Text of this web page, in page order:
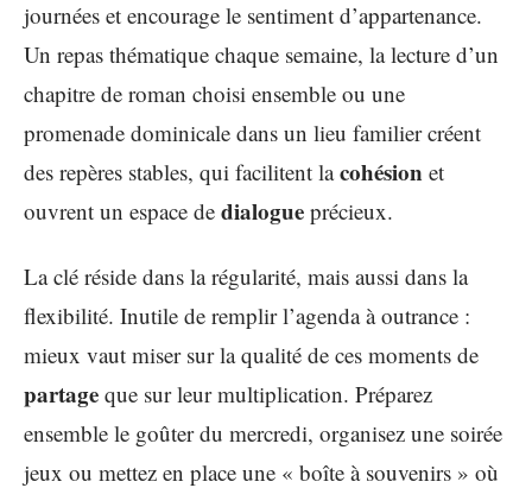
journées et encourage le sentiment d’appartenance.
Un repas thématique chaque semaine, la lecture d’un
chapitre de roman choisi ensemble ou une
promenade dominicale dans un lieu familier créent
des repères stables, qui facilitent lacohésion et
ouvrent un espace de dialogue précieux.
La clé réside dans la régularité, mais aussi dans la
flexibilité. Inutile de remplir l’agenda à outrance :
mieux vaut miser sur la qualité de ces moments de
partage que sur leur multiplication. Préparez
ensemble le goûter du mercredi, organisez une soirée
jeux ou mettez en place une « boîte à souvenirs » où